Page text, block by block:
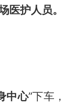
医护人员。
中心”下车，